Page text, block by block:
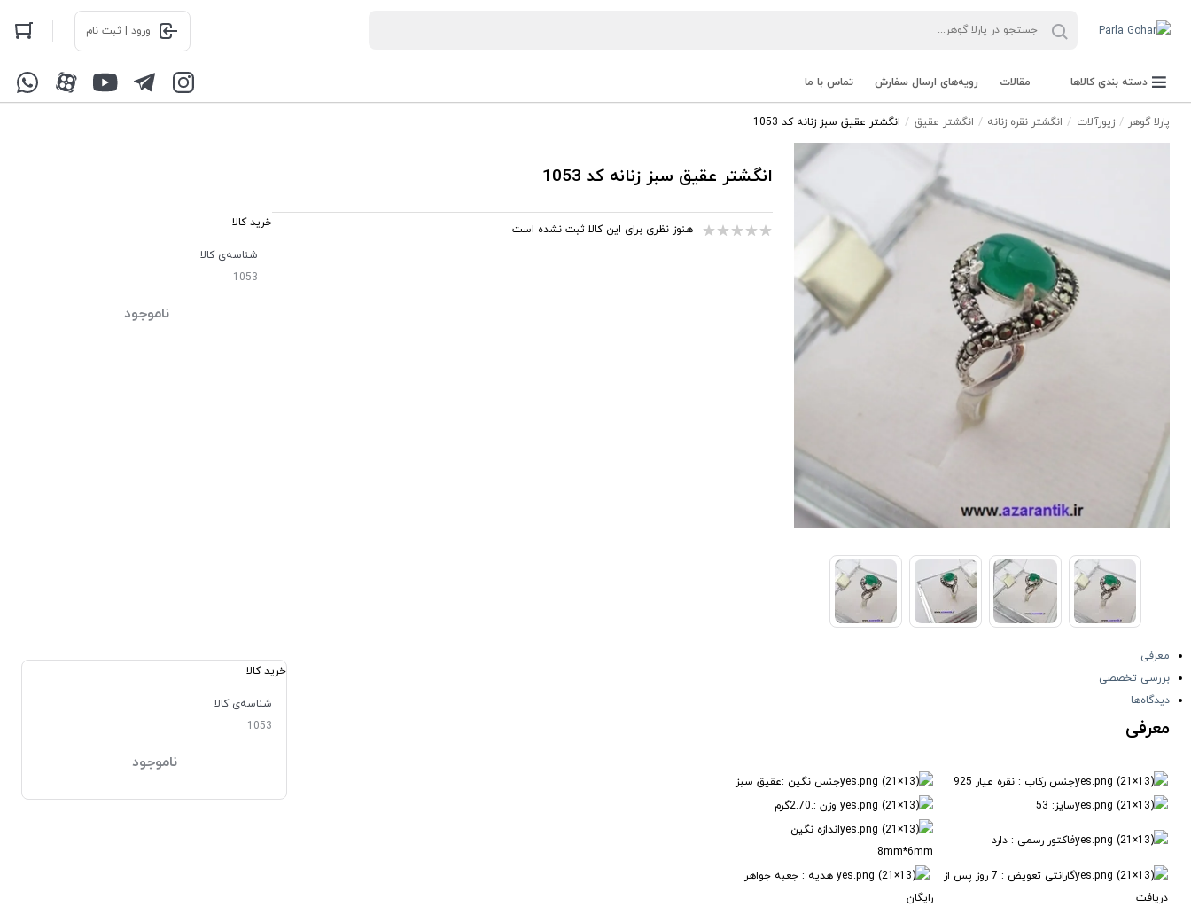
ورود | ثبت نام
دسته بندی کالاها مقالات رویه‌های ارسال سفارش تماس با ما
پارلا گوهر زیورآلات انگشتر نقره زنانه انگشتر عقیق انگشتر عقیق سبز زنانه کد 1053
انگشتر عقیق سبز زنانه کد 1053
هنوز نظری برای این کالا ثبت نشده است
خرید کالا
شناسه‌ی کالا
1053
ناموجود
معرفی
بررسی تخصصی
دیدگاه‌ها
معرفی
جنس رکاب : نقره عیار 925
جنس نگین :عقیق سبز
سایز: 53
وزن :.2.70گرم
فاکتور رسمی : دارد
اندازه نگین
8mm*6mm
گارانتی تعویض : 7 روز پس از
دریافت
هدیه : جعبه جواهر
رایگان
خرید کالا
شناسه‌ی کالا
1053
ناموجود